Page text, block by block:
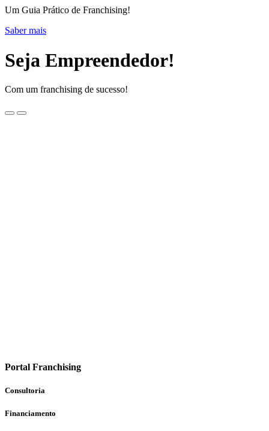
Um Guia Prático de Franchising!
Saber mais
Seja Empreendedor!
Com um franchising de sucesso!
Portal Franchising
Consultoria
Financiamento